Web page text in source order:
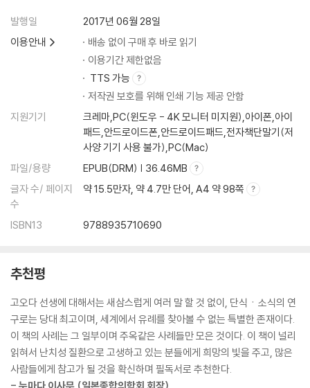
발행일
2017년 06월 28일
이용안내
배송 없이 구매 후 바로 읽기
이용기간 제한없음
TTS 가능
저작권 보호를 위해 인쇄 기능 제공 안함
지원기기
크레마,PC(윈도우 - 4K 모니터 미지원),아이폰,아이
패드,안드로이드폰,안드로이드패드,전자책단말기(저
사양 기기 사용 불가),PC(Mac)
파일/용량
EPUB(DRM) | 36.46MB
글자 수/ 페이지
수
약 15.5만자, 약 4.7만 단어, A4 약 98쪽
ISBN13 9788935710690
추천평
고오다 선생에 대해서는 새삼스럽게 여러 말 할 것 없이, 단식ㆍ소식의 연
구로는 당대 최고이며, 세계에서 유례를 찾아볼 수 없는 특별한 존재이다.
이 책의 사례는 그 일부이며 주옥같은 사례들만 모은 것이다. 이 책이 널리
읽혀서 난치성 질환으로 고생하고 있는 분들에게 희망의 빛을 주고, 많은
사람들에게 참고가 될 것을 확신하며 필독서로 추천한다.